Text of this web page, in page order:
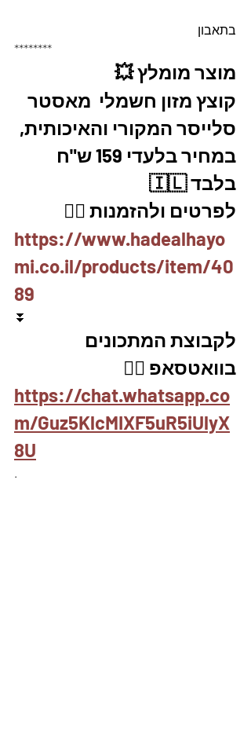
בתאבון
********
מוצר מומלץ 💥
קוצץ מזון חשמלי  מאסטר
סלייסר המקורי והאיכותית,
במחיר בלעדי 159 ש"ח
בלבד 🇮🇱
לפרטים ולהזמנות 👇🏼
https://www.hadealhayo
mi.co.il/products/item/40
89
⏬
לקבוצת המתכונים
בוואטסאפ 👇🏽
https://chat.whatsapp.co
m/Guz5KlcMIXF5uR5iUlyX
8U
.